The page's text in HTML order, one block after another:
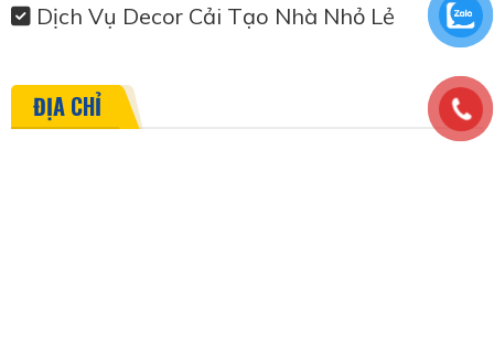
Dịch Vụ Decor Cải Tạo Nhà Nhỏ Lẻ
ĐỊA CHỈ